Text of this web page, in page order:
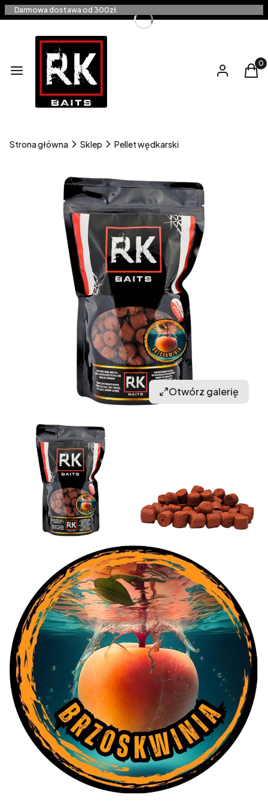
Darmowa dostawa od 300zł.
Menu Zaloguj się
Strona główna Sklep Pellet wędkarski
Otwórz galerię